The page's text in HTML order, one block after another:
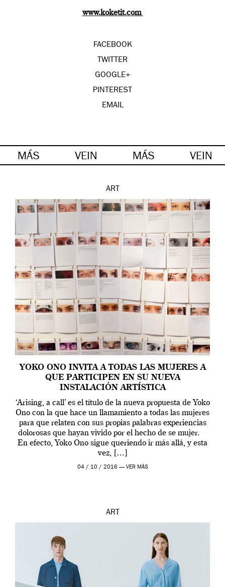
www.koketit.com
FACEBOOK
TWITTER
GOOGLE+
PINTEREST
EMAIL
MÁS VEIN MÁS VEIN
ART
YOKO ONO INVITA A TODAS LAS MUJERES A
QUE PARTICIPEN EN SU NUEVA
INSTALACIÓN ARTÍSTICA
‘Arising, a call’ es el título de la nueva propuesta de Yoko
Ono con la que hace un llamamiento a todas las mujeres
para que relaten con sus propias palabras experiencias
dolorosas que hayan vivido por el hecho de se mujer.
En efecto, Yoko Ono sigue queriendo ir más allá, y esta
vez, […]
04 / 10 / 2016 — VER MÁS
ART